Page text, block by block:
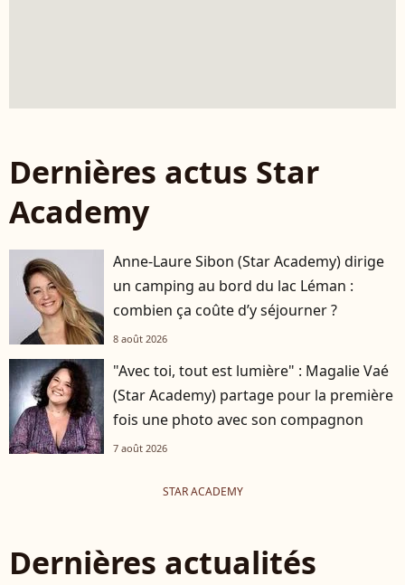
Dernières actus Star
Academy
Anne-Laure Sibon (Star Academy) dirige
un camping au bord du lac Léman :
combien ça coûte d’y séjourner ?
8 août 2026
"Avec toi, tout est lumière" : Magalie Vaé
(Star Academy) partage pour la première
fois une photo avec son compagnon
7 août 2026
STAR ACADEMY
Dernières actualités